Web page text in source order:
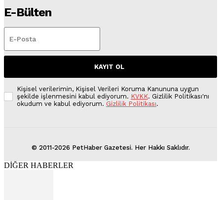
E-Bülten
KAYIT OL
Kişisel verilerimin, Kişisel Verileri Koruma Kanununa uygun
şekilde işlenmesini kabul ediyorum. KVKK. Gizlilik Politikası'nı
okudum ve kabul ediyorum. Gizlilik Politikası.
© 2011-2026 PetHaber Gazetesi. Her Hakkı Saklıdır.
DİĞER HABERLER